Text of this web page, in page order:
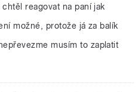
reagovat na paní jak
možné, protože já za balík
musím to zaplatit